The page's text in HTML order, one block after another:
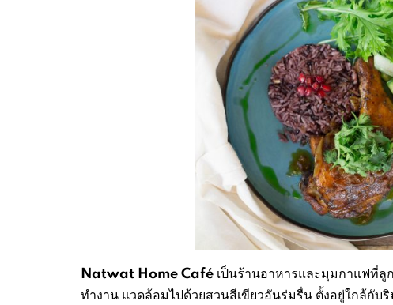
Natwat Home Café เป็นร้านอาหารและมุมกาแฟที่ลู
ทำงาน แวดล้อมไปด้วยสวนสีเขียวอันร่มรื่น ตั้งอยู่ใกล้กับ